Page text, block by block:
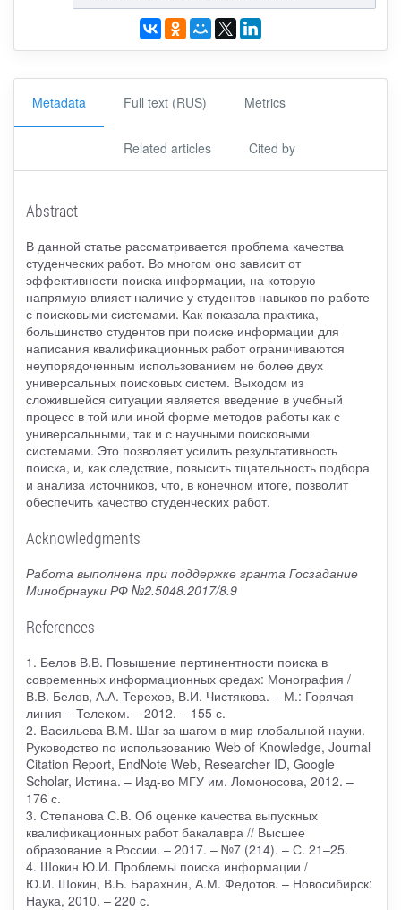
Metadata Full text (RUS) Metrics
Related articles Cited by
Abstract
В данной статье рассматривается проблема качества
студенческих работ. Во многом оно зависит от
эффективности поиска информации, на которую
напрямую влияет наличие у студентов навыков по работе
с поисковыми системами. Как показала практика,
большинство студентов при поиске информации для
написания квалификационных работ ограничиваются
неупорядоченным использованием не более двух
универсальных поисковых систем. Выходом из
сложившейся ситуации является введение в учебный
процесс в той или иной форме методов работы как с
универсальными, так и с научными поисковыми
системами. Это позволяет усилить результативность
поиска, и, как следствие, повысить тщательность подбора
и анализа источников, что, в конечном итоге, позволит
обеспечить качество студенческих работ.
Acknowledgments
Работа выполнена при поддержке гранта Госзадание
Минобрнауки РФ №2.5048.2017/8.9
References
1. Белов В.В. Повышение пертинентности поиска в
современных информационных средах: Монография /
В.В. Белов, А.А. Терехов, В.И. Чистякова. – М.: Горячая
линия – Телеком. – 2012. – 155 с.
2. Васильева В.М. Шаг за шагом в мир глобальной науки.
Руководство по использованию Web of Knowledge, Journal
Citation Report, EndNote Web, Researcher ID, Google
Scholar, Истина. – Изд-во МГУ им. Ломоносова, 2012. –
176 с.
3. Степанова С.В. Об оценке качества выпускных
квалификационных работ бакалавра // Высшее
образование в России. – 2017. – №7 (214). – С. 21–25.
4. Шокин Ю.И. Проблемы поиска информации /
Ю.И. Шокин, В.Б. Барахнин, А.М. Федотов. – Новосибирск:
Наука, 2010. – 220 с.